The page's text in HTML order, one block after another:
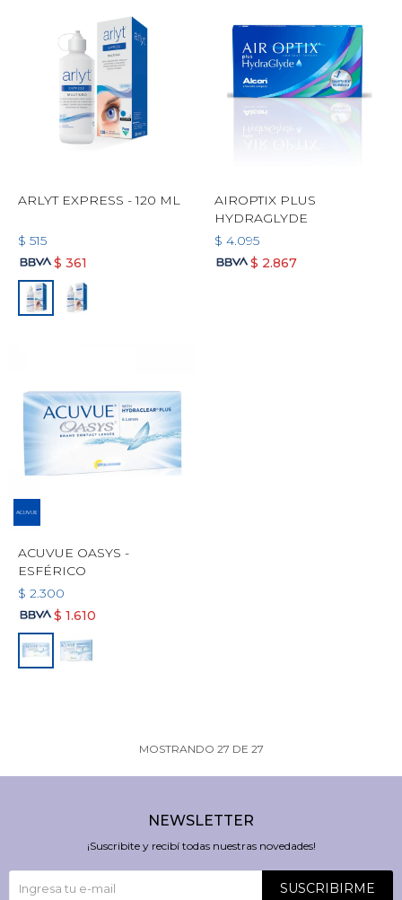
ARLYT EXPRESS - 120 ML
$ 515
$ 361
AIROPTIX PLUS
HYDRAGLYDE
$ 4.095
$ 2.867
ACUVUE OASYS -
ESFÉRICO
$ 2.300
$ 1.610
MOSTRANDO 27 DE 27
NEWSLETTER
¡Suscribite y recibí todas nuestras novedades!
SUSCRIBIRME